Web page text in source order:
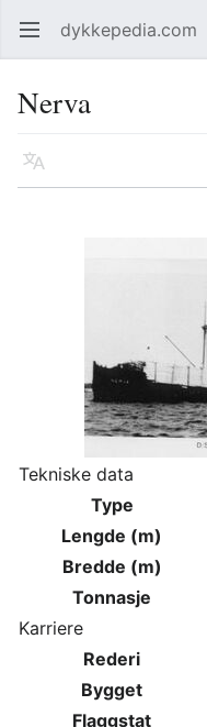
Åpne hovedmenyen dykkepedia.com
Nerva
Språk
Tekniske data
Type
Lengde (m)
Bredde (m)
Tonnasje
Karriere
Rederi
Bygget
Flaggstat